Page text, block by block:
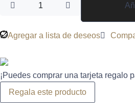
Agregar a lista de deseos
¡Puedes comprar una tarjeta regalo
Regala este producto